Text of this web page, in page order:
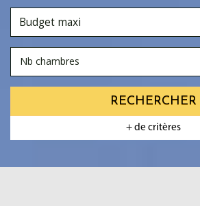
Nb chambres
RECHERCHER
+ de critères